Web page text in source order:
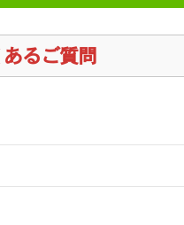
るご質問